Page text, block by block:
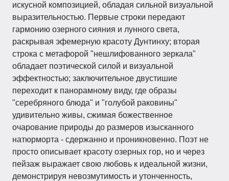
искусной композицией, обладая сильной визуальной
выразительностью. Первые строки передают
гармонию озерного сияния и лунного света,
раскрывая эфемерную красоту Дунтинху; вторая
строка с метафорой "нешлифованного зеркала"
обладает поэтической силой и визуальной
эффектностью; заключительное двустишие
переходит к панорамному виду, где образы
"серебряного блюда" и "голубой раковины"
удивительно живы, сжимая божественное
очарование природы до размеров изысканного
натюрморта - сдержанно и проникновенно. Поэт не
просто описывает красоту озерных гор, но и через
пейзаж выражает свою любовь к идеальной жизни,
демонстрируя невозмутимость и утонченность,